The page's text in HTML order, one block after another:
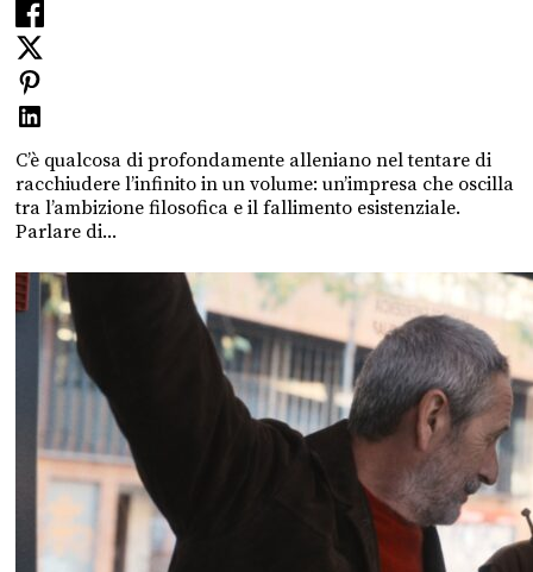
C’è qualcosa di profondamente alleniano nel tentare di
racchiudere l’infinito in un volume: un’impresa che oscilla
tra l’ambizione filosofica e il fallimento esistenziale.
Parlare di...